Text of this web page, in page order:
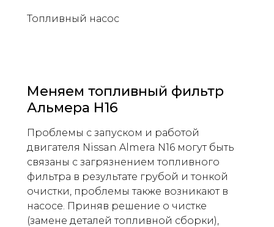
Топливный насос
Меняем топливный фильтр
Альмера Н16
Проблемы с запуском и работой
двигателя Nissan Almera N16 могут быть
связаны с загрязнением топливного
фильтра в результате грубой и тонкой
очистки, проблемы также возникают в
насосе. Приняв решение о чистке
(замене деталей топливной сборки),